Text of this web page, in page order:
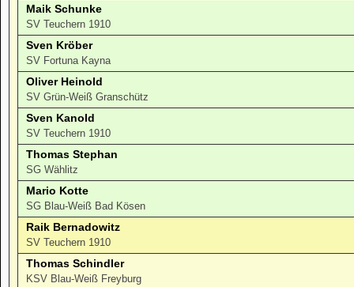
Maik Schunke
SV Teuchern 1910
Sven Kröber
SV Fortuna Kayna
Oliver Heinold
SV Grün-Weiß Granschütz
Sven Kanold
SV Teuchern 1910
Thomas Stephan
SG Wählitz
Mario Kotte
SG Blau-Weiß Bad Kösen
Raik Bernadowitz
SV Teuchern 1910
Thomas Schindler
KSV Blau-Weiß Freyburg